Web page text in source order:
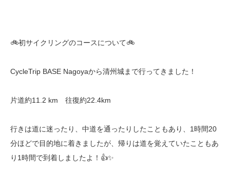
🚲初サイクリングのコースについて🚲
CycleTrip BASE Nagoyaから清州城まで行ってきました！
片道約11.2 km 往復約22.4km
行きは道に迷ったり、中道を通ったりしたこともあり、1時間20
分ほどで目的地に着きましたが、帰りは道を覚えていたこともあ
り1時間で到着しましたよ！👍✨